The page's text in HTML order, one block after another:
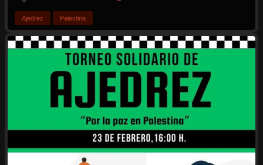
Ajedrez Palestina